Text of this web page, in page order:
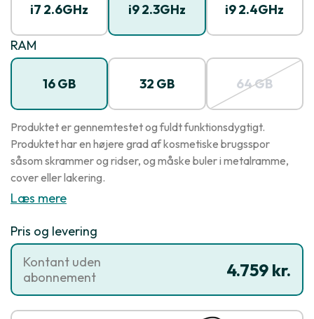
i7 2.6GHz i9 2.3GHz i9 2.4GHz
RAM
16 GB 32 GB 64 GB
Produktet er gennemtestet og fuldt funktionsdygtigt.
Produktet har en højere grad af kosmetiske brugsspor
såsom skrammer og ridser, og måske buler i metalramme,
cover eller lakering.
Læs mere
Pris og levering
4.759 kr.
Kontant uden
abonnement